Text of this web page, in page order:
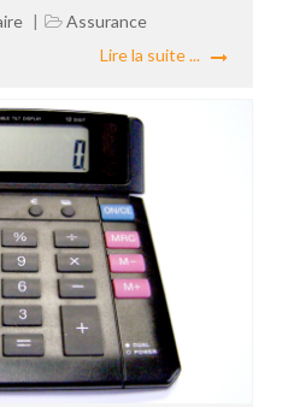
Assurance
Lire la suite ...